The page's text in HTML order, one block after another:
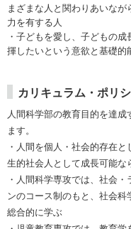
まざまな人と関わりあいな
力を有する人
・子どもを愛し、子どもの
揮したいという意欲と基礎的
カリキュラム・ポリ
人間科学部の教育目的を達
ます。
・人間を個人・社会的存在
生的社会人として成長可能な
・人間科学専攻では、社会
ンのコース制のもと、社会科
総合的に学ぶ